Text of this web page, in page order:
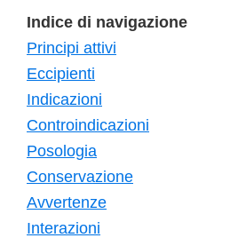
Indice di navigazione
Principi attivi
Eccipienti
Indicazioni
Controindicazioni
Posologia
Conservazione
Avvertenze
Interazioni